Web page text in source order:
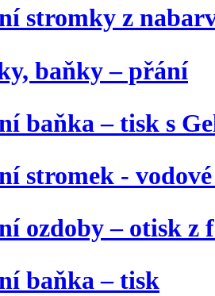
stromky z
baňky – přání
baňka – tisk s
stromek -
ozdoby – otisk z
baňka – tisk